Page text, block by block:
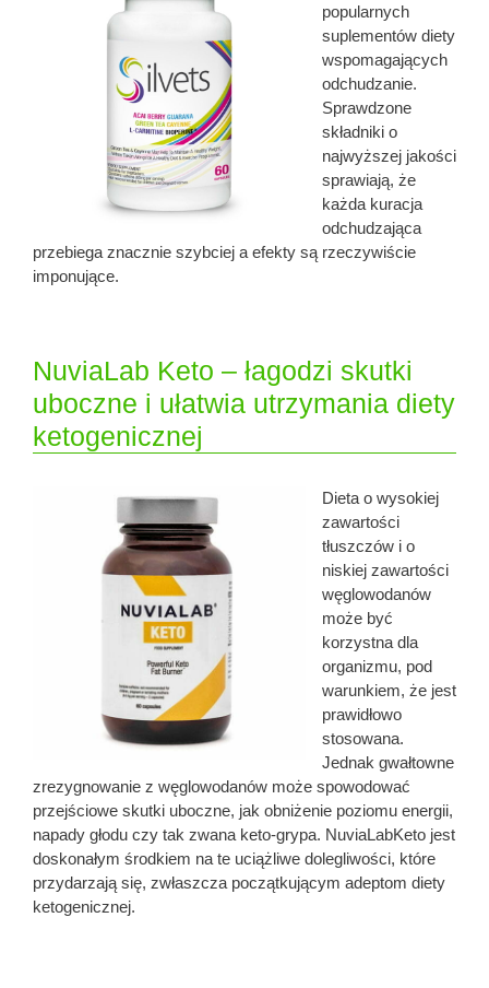
popularnych
suplementów diety
wspomagających
odchudzanie.
Sprawdzone
składniki o
najwyższej jakości
sprawiają, że
każda kuracja
odchudzająca
przebiega znacznie szybciej a efekty są rzeczywiście
imponujące.
NuviaLab Keto – łagodzi skutki
uboczne i ułatwia utrzymania diety
ketogenicznej
Dieta o wysokiej
zawartości
tłuszczów i o
niskiej zawartości
węglowodanów
może być
korzystna dla
organizmu, pod
warunkiem, że jest
prawidłowo
stosowana.
Jednak gwałtowne
zrezygnowanie z węglowodanów może spowodować
przejściowe skutki uboczne, jak obniżenie poziomu energii,
napady głodu czy tak zwana keto-grypa. NuviaLabKeto jest
doskonałym środkiem na te uciążliwe dolegliwości, które
przydarzają się, zwłaszcza początkującym adeptom diety
ketogenicznej.